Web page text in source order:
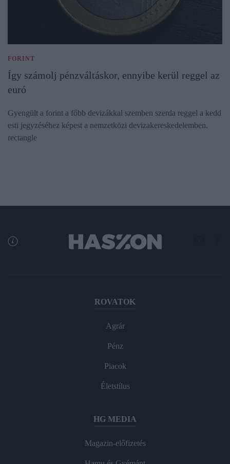
FORINT
Így számolj pénzváltáskor, ennyibe kerül reggel az
euró
Gyengült a forint a főbb devizákkal szemben szerda reggel a kedd
esti jegyzéséhez képest a nemzetközi devizakereskedelemben.
rectangle
ROVATOK
Agrár
Pénz
Piacok
Életstílus
HG MEDIA
Magazin-előfizetés